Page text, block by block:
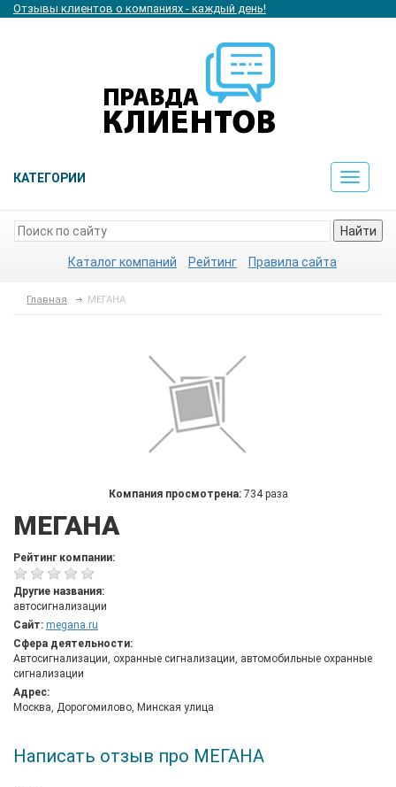
Отзывы клиентов о компаниях - каждый день!
КАТЕГОРИИ
Toggle
Найти
Каталог компаний Рейтинг Правила сайта
Главная МЕГАНА
Компания просмотрена: 734 раза
МЕГАНА
Рейтинг компании:
Другие названия:
автосигнализации
Сайт: megana.ru
Сфера деятельности:
Автосигнализации, охранные сигнализации, автомобильные охранные
сигнализации
Адрес:
Москва, Дорогомилово, Минская улица
Написать отзыв про МЕГАНА